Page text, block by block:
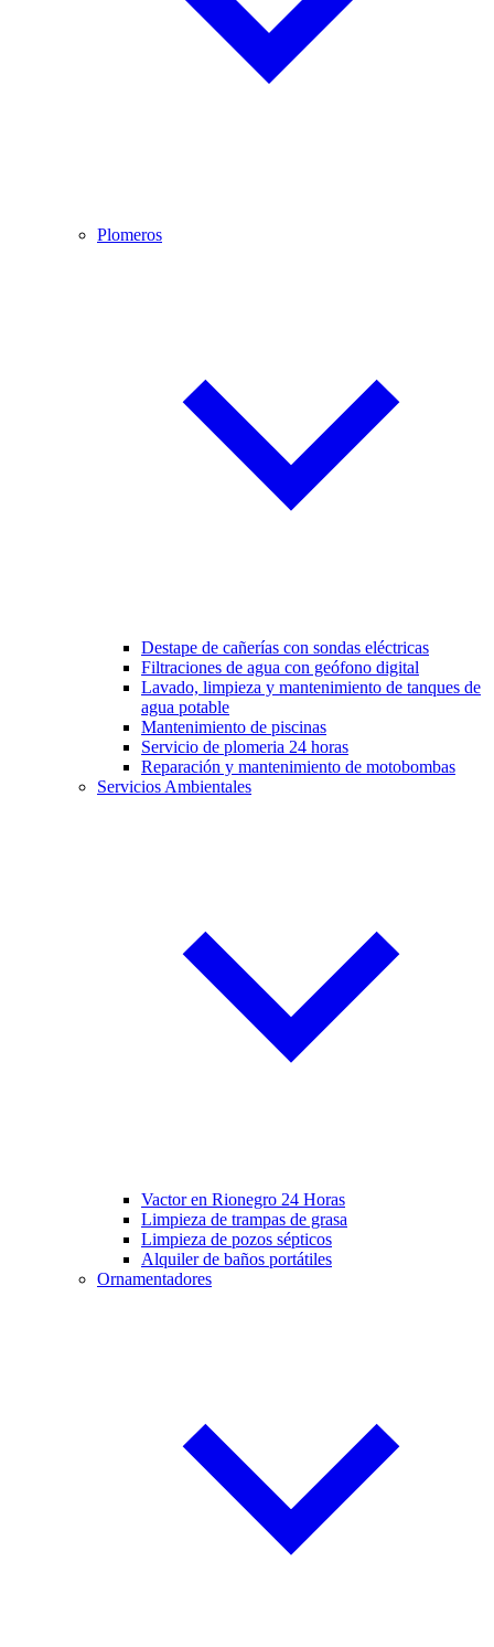
Plomeros
Destape de cañerías con sondas eléctricas
Filtraciones de agua con geófono digital
Lavado, limpieza y mantenimiento de tanques de
agua potable
Mantenimiento de piscinas
Servicio de plomeria 24 horas
Reparación y mantenimiento de motobombas
Servicios Ambientales
Vactor en Rionegro 24 Horas
Limpieza de trampas de grasa
Limpieza de pozos sépticos
Alquiler de baños portátiles
Ornamentadores